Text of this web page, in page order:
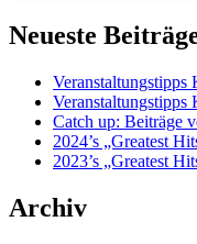
Neueste
Catch up: Beiträge
2024’s „Greatest
2023’s „Greatest
Archiv